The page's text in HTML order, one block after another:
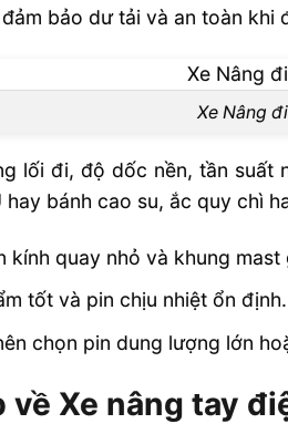
bảo dư tải và an toàn khi
Xe Nâng
lối đi, độ dốc nền, tần
bánh cao su, ắc quy chì
kính quay nhỏ và khung mast
tốt và pin chịu nhiệt ổn định.
chọn pin dung lượng lớn
Xe nâng tay